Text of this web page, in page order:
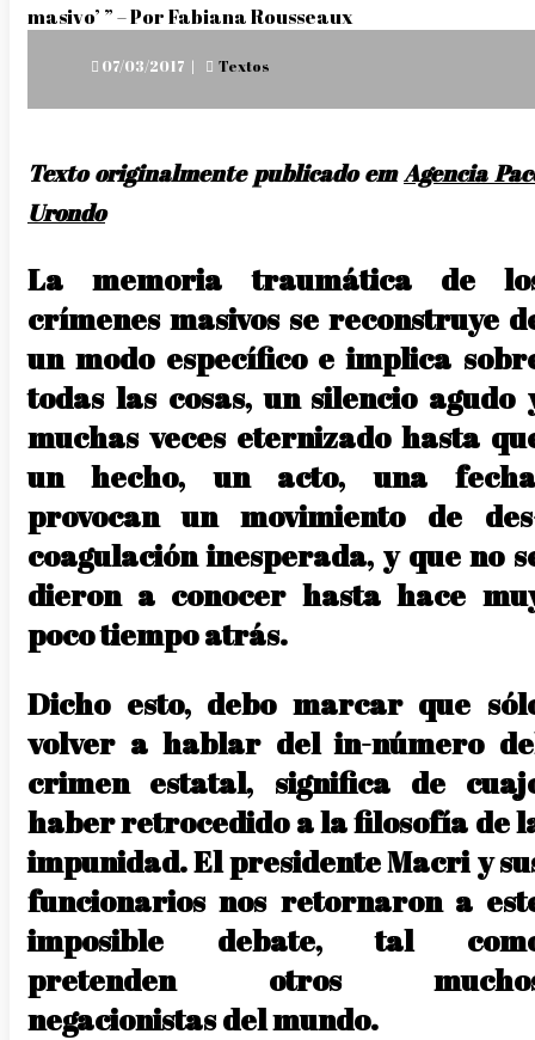
Posted
07/03/2017 Textos
Texto originalmente publicado emAgencia
Urondo
La memoria traumática de
crímenes masivos se reconstruye
un modo específico e implica
todas las cosas, un silencio agudo
muchas veces eternizado hasta
un hecho, un acto, una
provocan un movimiento de
coagulación inesperada, y que no
dieron a conocer hasta hace
poco tiempo atrás.
Dicho esto, debo marcar que
volver a hablar del in-número
crimen estatal, significa de
haber retrocedido a la filosofía de
impunidad. El presidente Macri y
funcionarios nos retornaron a
imposible debate, tal
pretenden otros
negacionistas del mundo.